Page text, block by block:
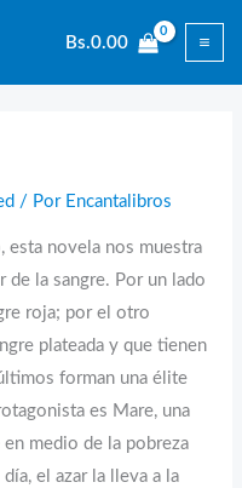
Bs.0.00
/ Por Encantalibros
esta novela nos muestra
de la sangre. Por un lado
roja; por el otro
plateada y que tienen
forman una élite
es Mare, una
medio de la pobreza
el azar la lleva a la